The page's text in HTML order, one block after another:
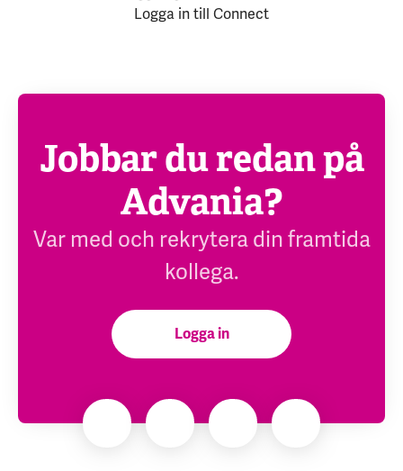
Logga in till Connect
Jobbar du redan på
Advania?
Var med och rekrytera din framtida
kollega.
Logga in